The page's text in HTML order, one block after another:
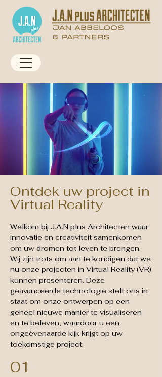
Ontdek uw project in
Virtual Reality
Welkom bij J.A.N plus Architecten waar
innovatie en creativiteit samenkomen
om uw dromen tot leven te brengen.
Wij zijn trots om aan te kondigen dat we
nu onze projecten in Virtual Reality (VR)
kunnen presenteren. Deze
geavanceerde technologie stelt ons in
staat om onze ontwerpen op een
geheel nieuwe manier te visualiseren
en te beleven, waardoor u een
ongeëvenaarde kijk krijgt op uw
toekomstige project.
01